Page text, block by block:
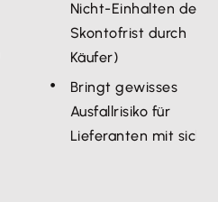
Nicht-Einhalten der
Skontofrist durch
Käufer)
Bringt gewisses
Ausfallrisiko für
Lieferanten mit sich